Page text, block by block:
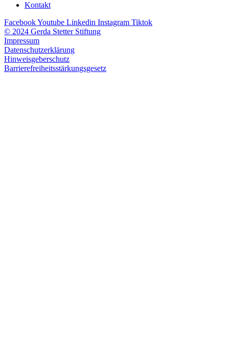
Kontakt
FacebookYoutube Linkedin Instagram Tiktok
© 2024 Gerda Stetter Stiftung
Impressum
Datenschutzerklärung
Hinweisgeberschutz
Barrierefreiheitsstärkungsgesetz